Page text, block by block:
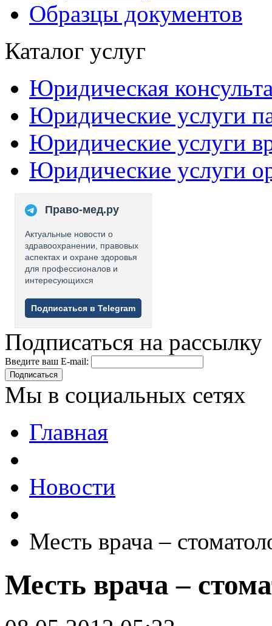
Образцы документов
Каталог услуг
Юридическая
Юридические услуги
Юридические услуги
Юридические услуги
Право-мед.ру
Актуальные новости о
здравоохранении, правовых
аспектах и охране здоровья
для профессионалов и
интересующихся
Подписаться в Telegram
Подписаться на рассылку
Введите ваш E-mail:
Подписаться
Мы в социальных сетях
Главная
Новости
Месть врача –
Месть врача –